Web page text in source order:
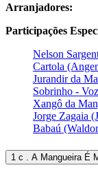
Arranjadores:
Participações
Nelson
Cartola
Jurandir da
Sobrinho - Voz
Xangô da
Jorge Zagaia
Babaú
1 c . A Mangueira É